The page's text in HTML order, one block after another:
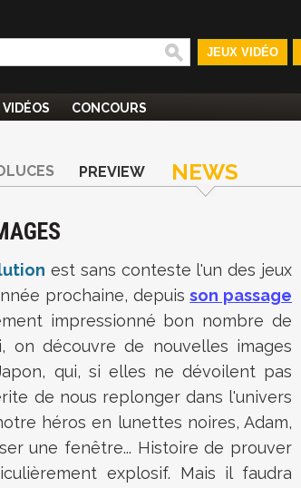
JEUX VIDÉO
VIDÉOS CONCOURS
PREVIEW NEWS
est sans conteste l'un des jeux
prochaine, depuisson passage
impressionné bon nombre de
on découvre de nouvelles images
qui, si elles ne dévoilent pas
de nous replonger dans l'univers
héros en lunettes noires, Adam,
une fenêtre... Histoire de prouver
explosif. Mais il faudra